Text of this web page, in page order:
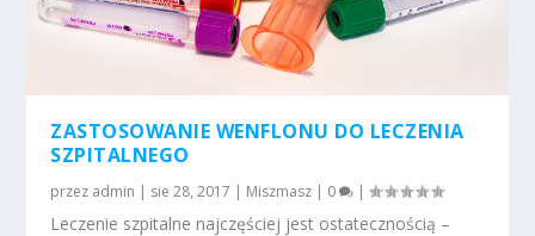
ZASTOSOWANIE WENFLONU DO LECZENIA
SZPITALNEGO
przez admin | sie 28, 2017 | Miszmasz | 0 |
Leczenie szpitalne najczęściej jest ostatecznością –